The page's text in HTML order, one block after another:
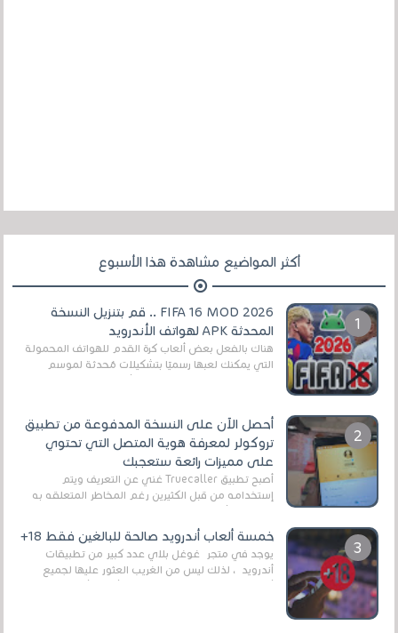
أكثر المواضيع مشاهدة هذا الأسبوع
FIFA 16 MOD 2026 .. قم بتنزيل النسخة
المحدثة APK لهواتف الأندرويد
هناك بالفعل بعض ألعاب كرة القدم للهواتف المحمولة
التي يمكنك لعبها رسميًا بتشكيلات مُحدثة لموسم
أحصل الآن على النسخة المدفوعة من تطبيق
تروكولر لمعرفة هوية المتصل التي تحتوي
على مميزات رائعة ستعجبك
أصبح تطبيق Truecaller غني عن التعريف ويتم
إستخدامه من قبل الكثيرين رغم المخاطر المتعلقه به
خمسة ألعاب أندرويد صالحة للبالغين فقط 18+
يوجد في متجر غوغل بلاي عدد كبير من تطبيقات
أندرويد ، لذلك ليس من الغريب العثور عليها لجميع